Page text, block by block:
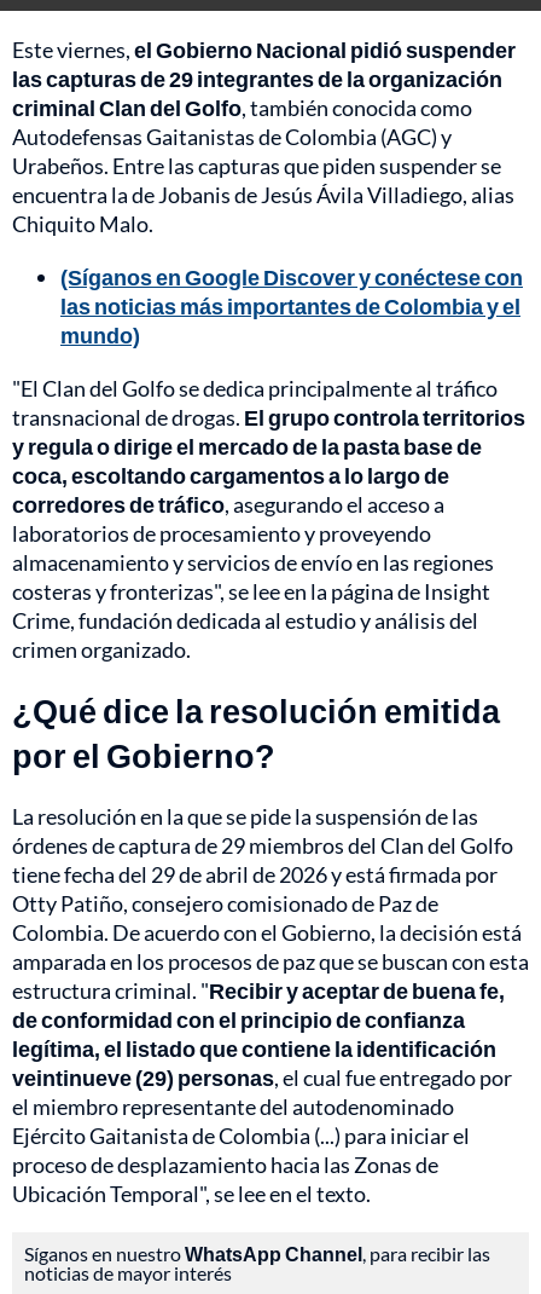
Este viernes,el Gobierno Nacional pidió suspender
las capturas de 29 integrantes de la organización
criminal Clan del Golfo, también conocida como
Autodefensas Gaitanistas de Colombia (AGC) y
Urabeños. Entre las capturas que piden suspender se
encuentra la de Jobanis de Jesús Ávila Villadiego, alias
Chiquito Malo.
(Síganos en Google Discover y conéctese con
las noticias más importantes de Colombia y el
mundo)
"El Clan del Golfo se dedica principalmente al tráfico
transnacional de drogas. El grupo controla territorios
y regula o dirige el mercado de la pasta base de
coca, escoltando cargamentos a lo largo de
corredores de tráfico, asegurando el acceso a
laboratorios de procesamiento y proveyendo
almacenamiento y servicios de envío en las regiones
costeras y fronterizas", se lee en la página de Insight
Crime, fundación dedicada al estudio y análisis del
crimen organizado.
¿Qué dice la resolución emitida
por el Gobierno?
La resolución en la que se pide la suspensión de las
órdenes de captura de 29 miembros del Clan del Golfo
tiene fecha del 29 de abril de 2026 y está firmada por
Otty Patiño, consejero comisionado de Paz de
Colombia. De acuerdo con el Gobierno, la decisión está
amparada en los procesos de paz que se buscan con esta
estructura criminal. "Recibir y aceptar de buena fe,
de conformidad con el principio de confianza
legítima, el listado que contiene la identificación
veintinueve (29) personas, el cual fue entregado por
el miembro representante del autodenominado
Ejército Gaitanista de Colombia (...) para iniciar el
proceso de desplazamiento hacia las Zonas de
Ubicación Temporal", se lee en el texto.
Síganos en nuestroWhatsApp Channel, para recibir las
noticias de mayor interés